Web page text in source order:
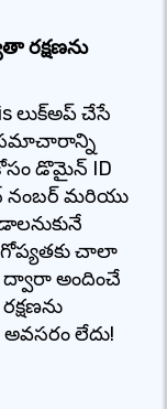
రక్షణను
లుక్‌అప్ చేసే
సమాచారాన్ని
డొమైన్ ID
నంబర్ మరియు
గోప్యతకు చాలా
ద్వారా అందించే
లేదు!